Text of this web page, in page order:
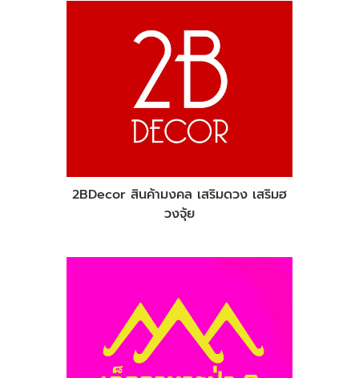
2BDecor สินค้ามงคล เสริมดวง เสริมฮ
วงจุ้ย